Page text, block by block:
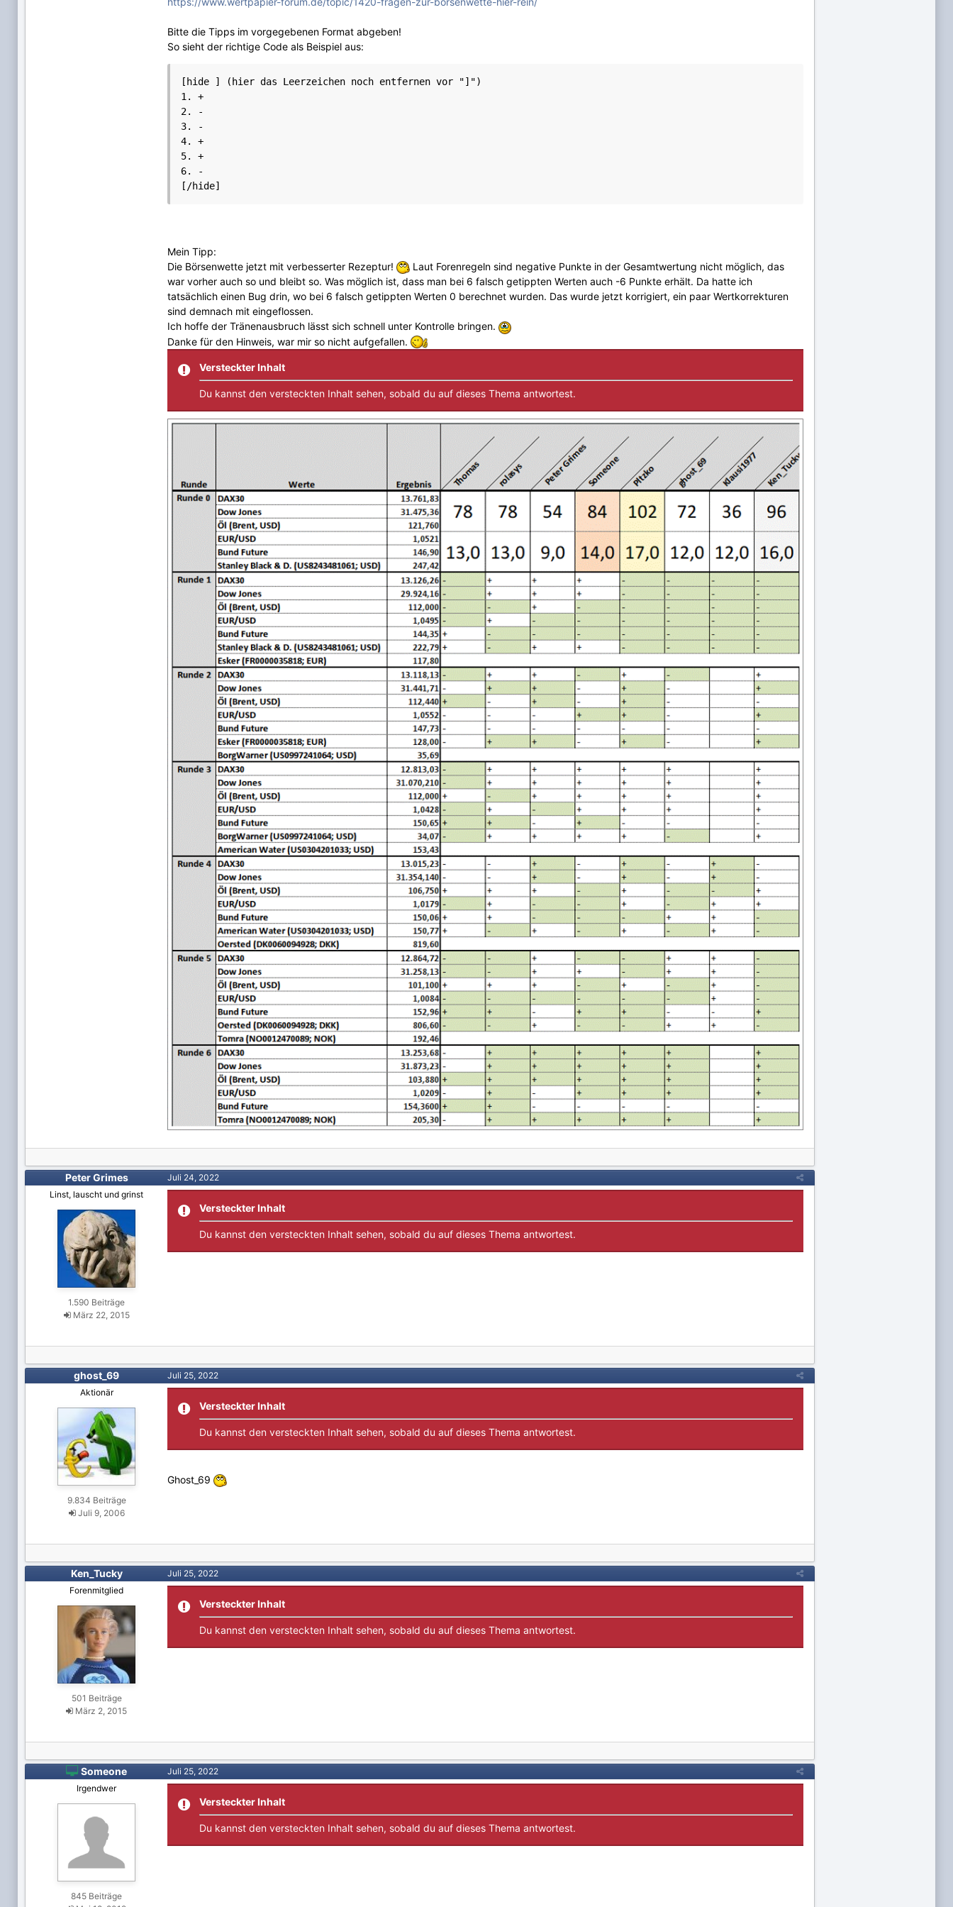
Bitte die Tipps im vorgegebenen Format abgeben!
So sieht der richtige Code als Beispiel aus:
[hide ] (hier das Leerzeichen noch entfernen vor "]")
1. +
2. -
3. -
4. +
5. +
6. -
Mein Tipp:
Die Börsenwette jetzt mit verbesserter Rezeptur!
Laut Forenregeln sind negative Punkte in der Gesamtwertung nicht möglich, das
war vorher auch so und bleibt so. Was möglich ist, dass man bei 6 falsch getippten Werten auch -6 Punkte erhält. Da hatte ich
tatsächlich einen Bug drin, wo bei 6 falsch getippten Werten 0 berechnet wurden. Das wurde jetzt korrigiert, ein paar Wertkorrekturen
sind demnach mit eingeflossen.
Ich hoffe der Tränenausbruch lässt sich schnell unter Kontrolle bringen.
Danke für den Hinweis, war mir so nicht aufgefallen.
Versteckter Inhalt
Du kannst den versteckten Inhalt sehen, sobald du auf dieses Thema antwortest.
Peter Grimes
Linst, lauscht und grinst
1.590 Beiträge
März 22, 2015
Juli 24, 2022
Versteckter Inhalt
Du kannst den versteckten Inhalt sehen, sobald du auf dieses Thema antwortest.
ghost_69
Aktionär
9.834 Beiträge
Juli 9, 2006
Juli 25, 2022
Versteckter Inhalt
Du kannst den versteckten Inhalt sehen, sobald du auf dieses Thema antwortest.
Ghost_69
Ken_Tucky
Forenmitglied
501 Beiträge
März 2, 2015
Juli 25, 2022
Versteckter Inhalt
Du kannst den versteckten Inhalt sehen, sobald du auf dieses Thema antwortest.
 Someone
Irgendwer
845 Beiträge
Juli 25, 2022
Versteckter Inhalt
Du kannst den versteckten Inhalt sehen, sobald du auf dieses Thema antwortest.